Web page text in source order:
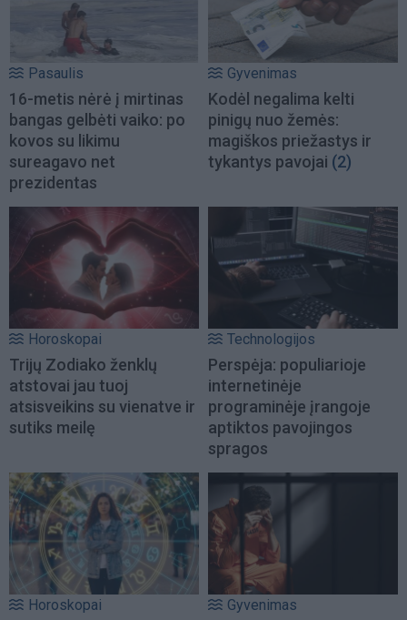
Pasaulis
16-metis nėrė į mirtinas
bangas gelbėti vaiko: po
kovos su likimu
sureagavo net
prezidentas
Gyvenimas
Kodėl negalima kelti
pinigų nuo žemės:
magiškos priežastys ir
tykantys pavojai (2)
Horoskopai
Trijų Zodiako ženklų
atstovai jau tuoj
atsisveikins su vienatve ir
sutiks meilę
Technologijos
Perspėja: populiarioje
internetinėje
programinėje įrangoje
aptiktos pavojingos
spragos
Horoskopai Gyvenimas